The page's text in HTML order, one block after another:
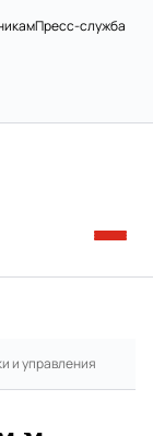
Пресс-служба
и управления